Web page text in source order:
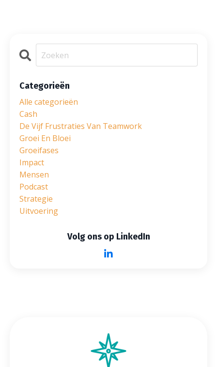
Categorieën
Alle categorieën
Cash
De Vijf Frustraties Van Teamwork
Groei En Bloei
Groeifases
Impact
Mensen
Podcast
Strategie
Uitvoering
Volg ons op LinkedIn